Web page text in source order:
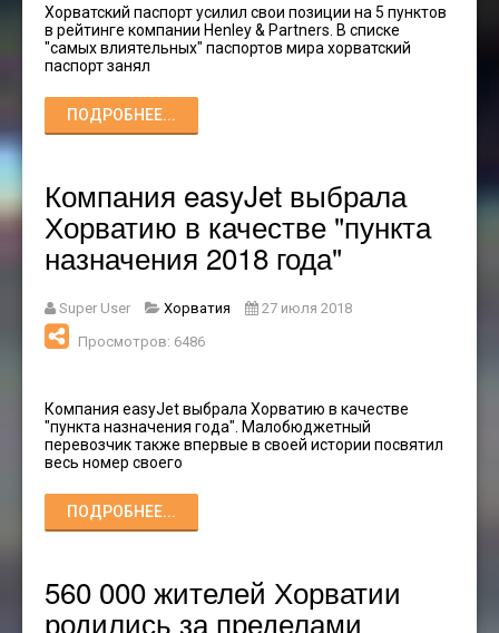
Хорватский паспорт усилил свои позиции на 5 пунктов
в рейтинге компании Henley & Partners. В списке
"самых влиятельных" паспортов мира хорватский
паспорт занял
ПОДРОБНЕЕ...
Компания easyJet выбрала
Хорватию в качестве "пункта
назначения 2018 года"
Super User Хорватия
27 июля 2018
Просмотров: 6486
Компания easyJet выбрала Хорватию в качестве
"пункта назначения года". Малобюджетный
перевозчик также впервые в своей истории посвятил
весь номер своего
ПОДРОБНЕЕ...
560 000 жителей Хорватии
родились за пределами